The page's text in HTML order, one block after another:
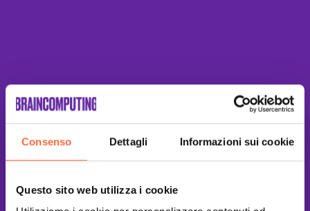
Consenso Dettagli Informazioni sui cookie
Questo sito web utilizza i cookie